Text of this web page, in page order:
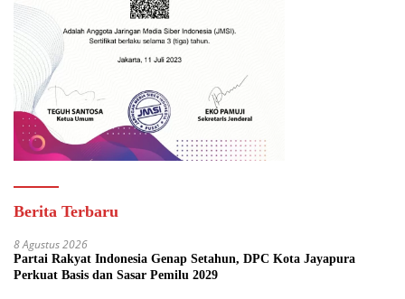
Berita Terbaru
8 Agustus 2026
Partai Rakyat Indonesia Genap Setahun, DPC Kota Jayapura
Perkuat Basis dan Sasar Pemilu 2029